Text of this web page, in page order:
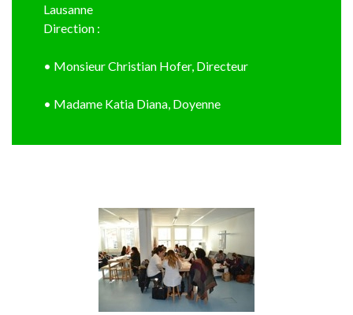
Lausanne
Direction :
• Monsieur Christian Hofer, Directeur
• Madame Katia Diana, Doyenne